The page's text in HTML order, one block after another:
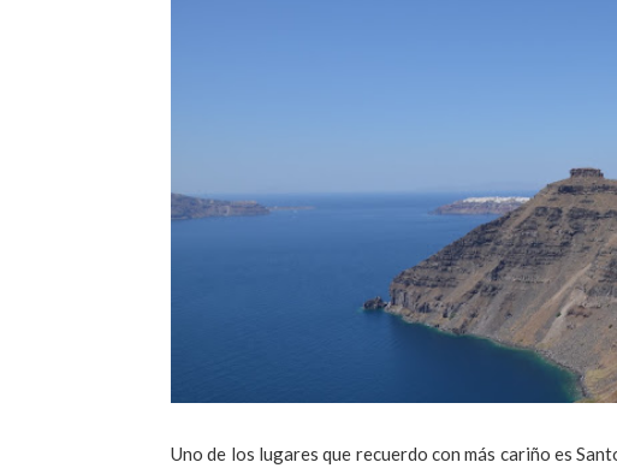
Uno de los lugares que recuerdo con más cariño es